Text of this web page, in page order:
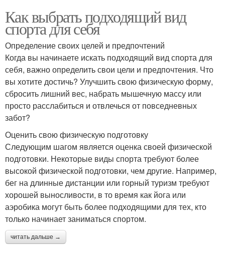
Как выбрать подходящий вид
спорта для себя
Определение своих целей и предпочтений
Когда вы начинаете искать подходящий вид спорта для
себя, важно определить свои цели и предпочтения. Что
вы хотите достичь? Улучшить свою физическую форму,
сбросить лишний вес, набрать мышечную массу или
просто расслабиться и отвлечься от повседневных
забот?
Оценить свою физическую подготовку
Следующим шагом является оценка своей физической
подготовки. Некоторые виды спорта требуют более
высокой физической подготовки, чем другие. Например,
бег на длинные дистанции или горный туризм требуют
хорошей выносливости, в то время как йога или
аэробика могут быть более подходящими для тех, кто
только начинает заниматься спортом.
читать дальше →